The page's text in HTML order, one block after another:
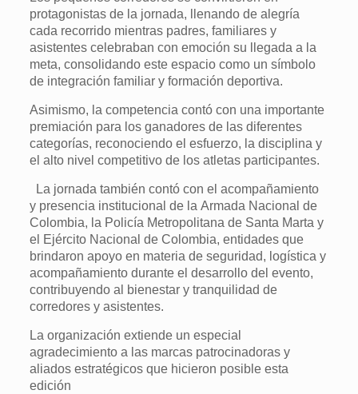
protagonistas de la jornada, llenando de alegría
cada recorrido mientras padres, familiares y
asistentes celebraban con emoción su llegada a la
meta, consolidando este espacio como un símbolo
de integración familiar y formación deportiva.
Asimismo, la competencia contó con una importante
premiación para los ganadores de las diferentes
categorías, reconociendo el esfuerzo, la disciplina y
el alto nivel competitivo de los atletas participantes.
La jornada también contó con el acompañamiento
y presencia institucional de la Armada Nacional de
Colombia, la Policía Metropolitana de Santa Marta y
el Ejército Nacional de Colombia, entidades que
brindaron apoyo en materia de seguridad, logística y
acompañamiento durante el desarrollo del evento,
contribuyendo al bienestar y tranquilidad de
corredores y asistentes.
La organización extiende un especial
agradecimiento a las marcas patrocinadoras y
aliados estratégicos que hicieron posible esta
edición